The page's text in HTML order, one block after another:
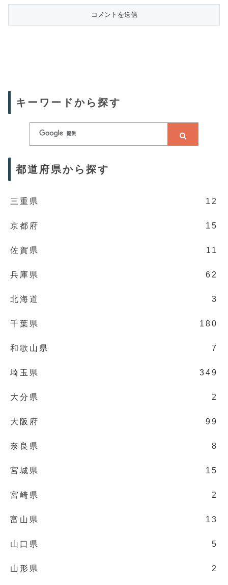
キーワードから探す
都道府県から探す
三重県 12
京都府 15
佐賀県 11
兵庫県 62
北海道 3
千葉県 180
和歌山県 7
埼玉県 349
大分県 2
大阪府 99
奈良県 8
宮城県 15
宮崎県 2
富山県 13
山口県 5
山形県 2